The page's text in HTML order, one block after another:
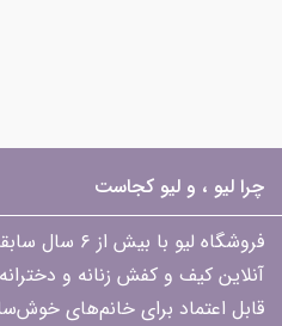
چرا لیو ، و لیو کجاست
فروشگاه لیو
آنلاین کیف و کفش زنانه و
قابل اعتماد برای خانم‌های